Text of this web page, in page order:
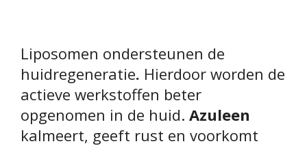
Liposomen ondersteunen de
huidregeneratie. Hierdoor worden de
actieve werkstoffen beter
opgenomen in de huid. Azuleen
kalmeert, geeft rust en voorkomt